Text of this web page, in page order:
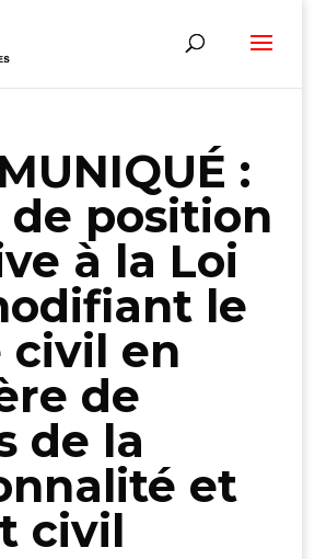
:
de position
à la Loi
le
civil en
de
de la
et
civil